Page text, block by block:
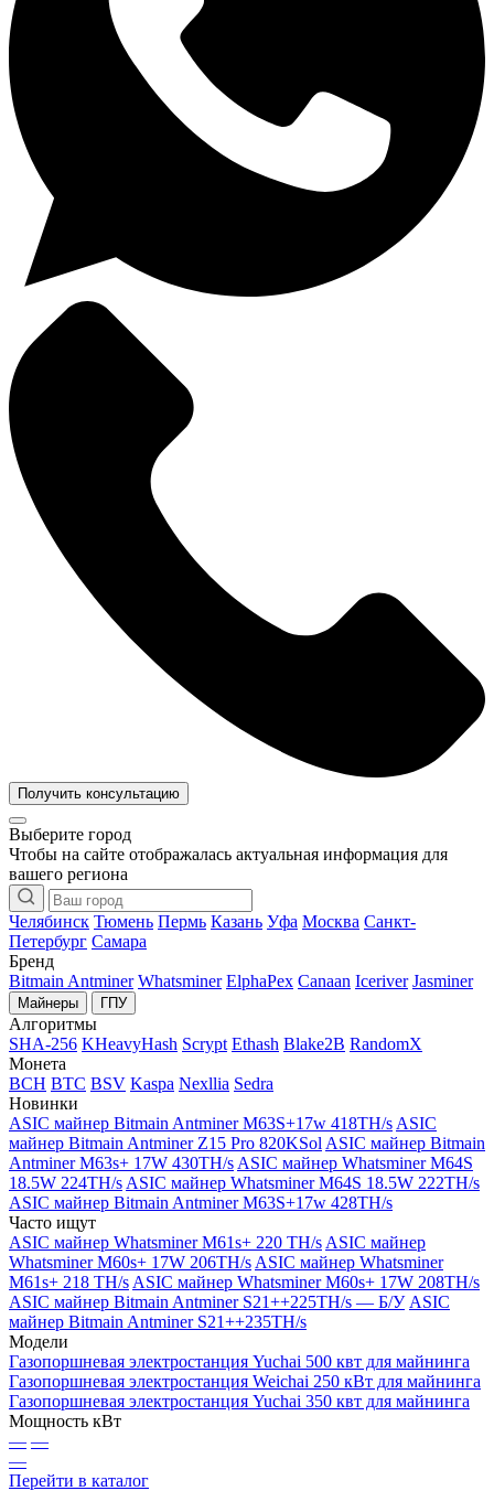
Получить консультацию
Выберите город
Чтобы на сайте отображалась актуальная информация для
вашего региона
Челябинск Тюмень Пермь Казань Уфа Москва Санкт-
Петербург Самара
Бренд
Bitmain Antminer Whatsminer ElphaPex Canaan Iceriver Jasminer
Майнеры ГПУ
Алгоритмы
SHA-256 KHeavyHash Scrypt Ethash Blake2B RandomX
Монета
BCH BTC BSV Kaspa Nexllia Sedra
Новинки
ASIC майнер Bitmain Antminer M63S+17w 418TH/s ASIC
майнер Bitmain Antminer Z15 Pro 820KSol ASIC майнер Bitmain
Antminer M63s+ 17W 430TH/s ASIC майнер Whatsminer M64S
18.5W 224TH/s ASIC майнер Whatsminer M64S 18.5W 222TH/s
ASIC майнер Bitmain Antminer M63S+17w 428TH/s
Часто ищут
ASIC майнер Whatsminer M61s+ 220 TH/s ASIC майнер
Whatsminer M60s+ 17W 206TH/s ASIC майнер Whatsminer
M61s+ 218 TH/s ASIC майнер Whatsminer M60s+ 17W 208TH/s
ASIC майнер Bitmain Antminer S21++225TH/s — Б/У ASIC
майнер Bitmain Antminer S21++235TH/s
Модели
Газопоршневая электростанция Yuchai 500 квт для майнинга
Газопоршневая электростанция Weichai 250 кВт для майнинга
Газопоршневая электростанция Yuchai 350 квт для майнинга
Мощность кВт
— —
—
Перейти в каталог